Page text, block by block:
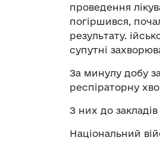
проведення
погіршився,
результату.
супутні
За минулу добу
респіраторну
З них до закладів
Національний